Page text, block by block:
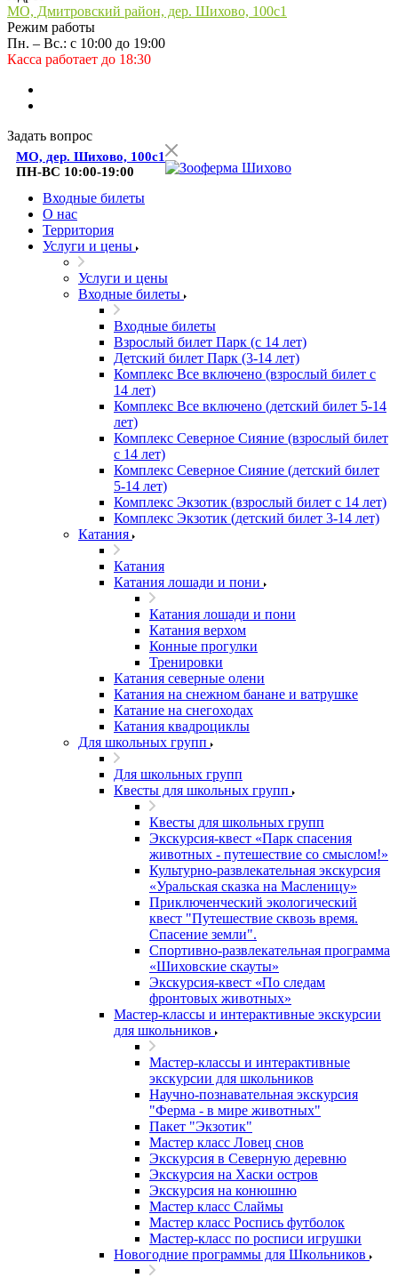
МО, Дмитровский район, дер. Шихово, 100с1
Режим работы
Пн. – Вс.: с 10:00 до 19:00
Касса работает до 18:30
Задать вопрос
МО, дер. Шихово, 100с1
ПН-ВС 10:00-19:00
Входные билеты
О нас
Территория
Услуги и цены
Услуги и цены
Входные билеты
Входные билеты
Взрослый билет Парк (с 14 лет)
Детский билет Парк (3-14 лет)
Комплекс Все включено (взрослый билет с
14 лет)
Комплекс Все включено (детский билет 5-14
лет)
Комплекс Северное Сияние (взрослый билет
с 14 лет)
Комплекс Северное Сияние (детский билет
5-14 лет)
Комплекс Экзотик (взрослый билет с 14 лет)
Комплекс Экзотик (детский билет 3-14 лет)
Катания
Катания
Катания лошади и пони
Катания лошади и пони
Катания верхом
Конные прогулки
Тренировки
Катания северные олени
Катания на снежном банане и ватрушке
Катание на снегоходах
Катания квадроциклы
Для школьных групп
Для школьных групп
Квесты для школьных групп
Квесты для школьных групп
Экскурсия-квест «Парк спасения
животных - путешествие со смыслом!»
Культурно-развлекательная экскурсия
«Уральская сказка на Масленицу»
Приключенческий экологический
квест "Путешествие сквозь время.
Спасение земли".
Спортивно-развлекательная программа
«Шиховские скауты»
Экскурсия-квест «По следам
фронтовых животных»
Мастер-классы и интерактивные экскурсии
для школьников
Мастер-классы и интерактивные
экскурсии для школьников
Научно-познавательная экскурсия
"Ферма - в мире животных"
Пакет "Экзотик"
Мастер класс Ловец снов
Экскурсия в Северную деревню
Экскурсия на Хаски остров
Экскурсия на конюшню
Мастер класс Слаймы
Мастер класс Роспись футболок
Мастер-класс по росписи игрушки
Новогодние программы для Школьников